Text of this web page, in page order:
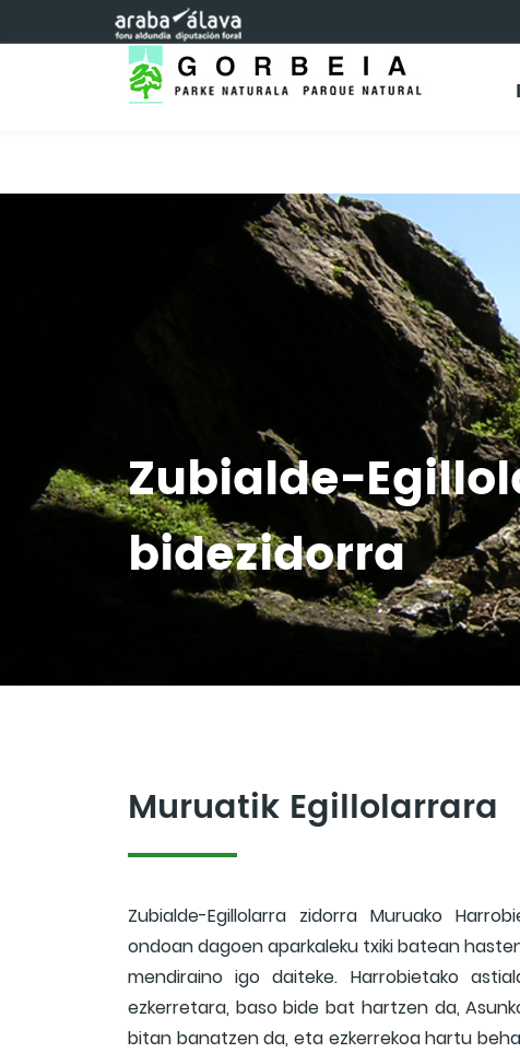
Eduki nagusira joan
Zubialde-
bidezidorra
Muruatik Egillolarrara
Zubialde-Egillolarra zidorra Muruako
ondoan dagoen aparkaleku txiki batean
mendiraino igo daiteke. Harrobietako
ezkerretara, baso bide bat hartzen da,
bitan banatzen da, eta ezkerrekoa hartu